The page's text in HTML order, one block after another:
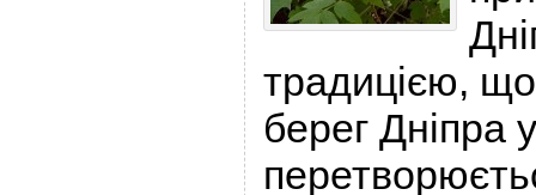
традицією,
берег Дніпра